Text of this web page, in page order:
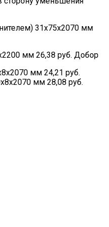
31х75х2070 мм
мм 26,38 руб. Добор
мм 24,21 руб.
мм 28,08 руб.